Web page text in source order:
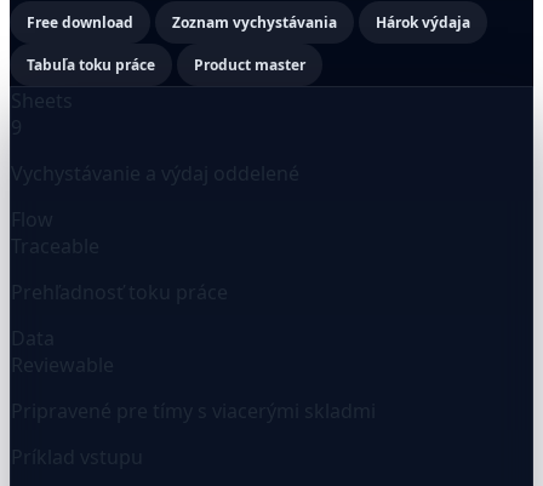
Free download Zoznam vychystávania Hárok výdaja
Tabuľa toku práce Product master
Sheets
9
Vychystávanie a výdaj oddelené
Flow
Traceable
Prehľadnosť toku práce
Data
Reviewable
Pripravené pre tímy s viacerými skladmi
Príklad vstupu